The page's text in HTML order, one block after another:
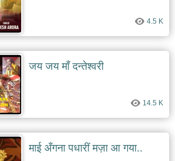
4.5 K
जय जय माँ दन्तेश्वरी
14.5 K
माई अँगना पधारीं मज़ा आ गया..